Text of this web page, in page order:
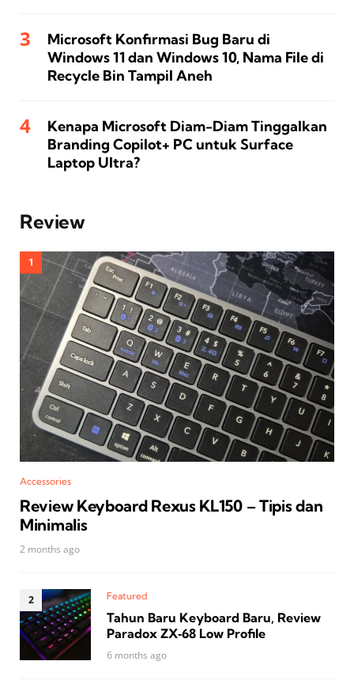
Microsoft Konfirmasi Bug Baru di
Windows 11 dan Windows 10, Nama File di
Recycle Bin Tampil Aneh
Kenapa Microsoft Diam-Diam Tinggalkan
Branding Copilot+ PC untuk Surface
Laptop Ultra?
Review
Accessories
Review Keyboard Rexus KL150 – Tipis dan
Minimalis
2 months ago
Featured
Tahun Baru Keyboard Baru, Review
Paradox ZX‑68 Low Profile
6 months ago